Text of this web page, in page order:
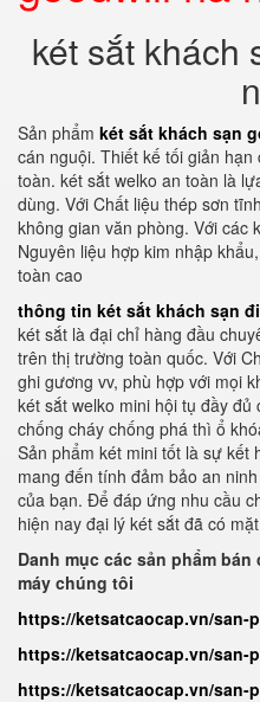
két sắt khách
Sản phẩm két sắt khách sạn
cán nguội. Thiết kế tối giản
toàn. két sắt welko an toàn là
dùng. Với Chất liệu thép sơn
không gian văn phòng. Với các
Nguyên liệu hợp kim nhập
toàn cao
thông tin két sắt khách sạn
két sắt là đại chỉ hàng đầu
trên thị trường toàn quốc. Với
ghi gương vv, phù hợp với mọi
két sắt welko mini hội tụ đầy
chống cháy chống phá thì ổ
Sản phẩm két mini tốt là sự kết
mang đến tính đảm bảo an
của bạn. Để đáp ứng nhu cầu
hiện nay đại lý két sắt đã có
Danh mục các sản phẩm
máy chúng tôi
https://ketsatcaocap.vn/san-
https://ketsatcaocap.vn/san-
https://ketsatcaocap.vn/san-